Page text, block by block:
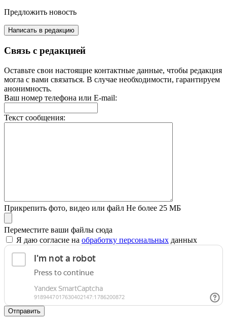
Предложить новость
Написать в редакцию
Связь с редакцией
Оставьте свои настоящие контактные данные, чтобы редакция
могла с вами связаться. В случае необходимости, гарантируем
анонимность.
Ваш номер телефона или E-mail:
Текст сообщения:
Прикрепить фото, видео или файл Не более 25 МБ
Переместите ваши файлы сюда
Я даю согласие на обработку персональных данных
Отправить